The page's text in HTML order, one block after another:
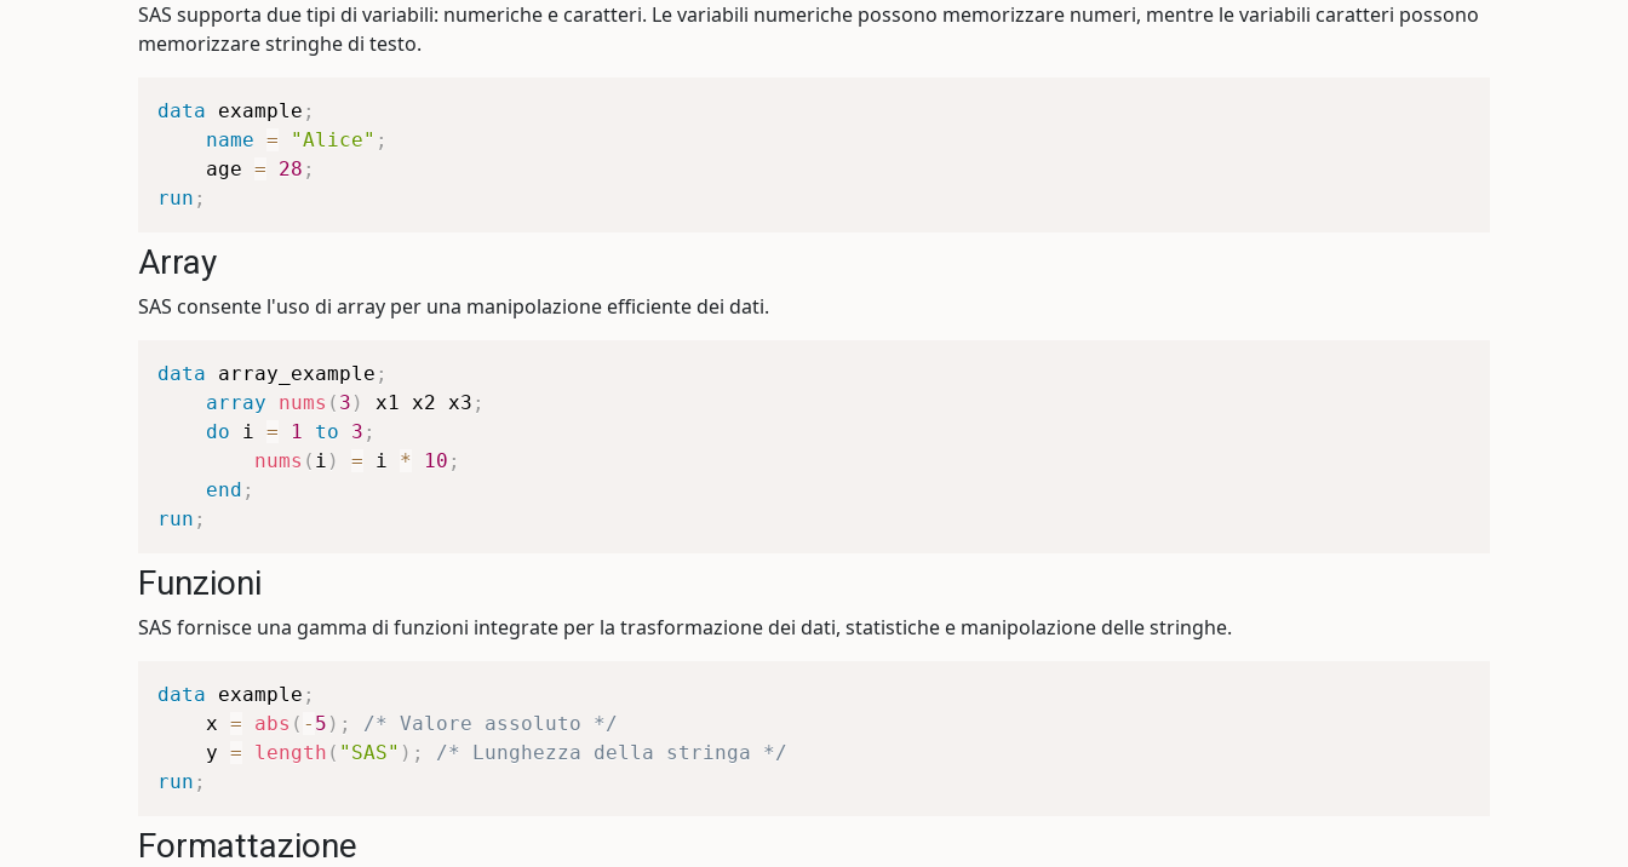
SAS supporta due tipi di variabili: numeriche e caratteri. Le variabili numeriche possono memorizzare numeri, mentre le variabili caratteri possono
memorizzare stringhe di testo.
data example ;
name = "Alice" ;
    age
= 28 ;
run ;
Array
SAS consente l'uso di array per una manipolazione efficiente dei dati.
data array_example ;
array
nums ( 3 ) x1 x2 x3 ;
do i = 1 to 3 ;
nums ( i ) = i * 10 ;
end ;
run ;
Funzioni
SAS fornisce una gamma di funzioni integrate per la trasformazione dei dati, statistiche e manipolazione delle stringhe.
data example ;
    x
= abs ( - 5 ) ;
/* Valore assoluto */
    y
= length ( "SAS" ) ;
/* Lunghezza della stringa */
run ;
Formattazione